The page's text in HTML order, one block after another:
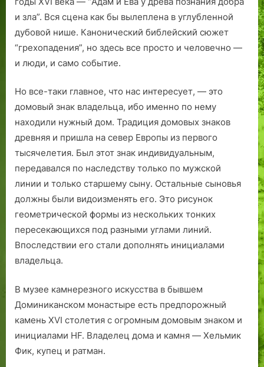
и зла”. Вся сцена как бы вылеплена в углубленной
дубовой нише. Канонический библейский сюжет
“грехопадения”, но здесь все просто и человечно —
и люди, и само событие.
Но все-таки главное, что нас интересует, — это
домовый знак владельца, ибо именно по нему
находили нужный дом. Традиция домовых знаков
древняя и пришла на север Европы из первого
тысячелетия. Был этот знак индивидуальным,
передавался по наследству только по мужской
линии и только старшему сыну. Остальные сыновья
должны были видоизменять его. Это рисунок
геометрической формы из нескольких тонких
пересекающихся под разными углами линий.
Впоследствии его стали дополнять инициалами
владельца.
В музее камнерезного искусства в бывшем
Доминиканском монастыре есть предпорожный
камень ХVI столетия с огромным домовым знаком и
инициалами HF. Владелец дома и камня — Хельмик
Фик, купец и ратман.